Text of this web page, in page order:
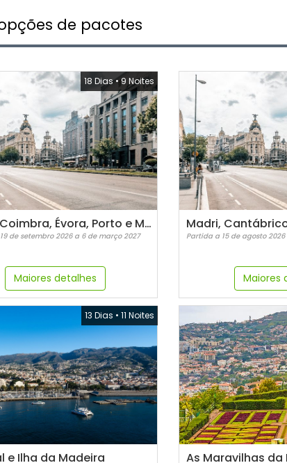
de pacotes
18 Dias• 9 Noites
Lisboa, Coimbra, Évora, Porto e Madri
de setembro 2026 a 6 de março 2027
Maiores detalhes
Partida a 15 de agosto 2026
Maiores
13 Dias • 11 Noites
e Ilha da Madeira